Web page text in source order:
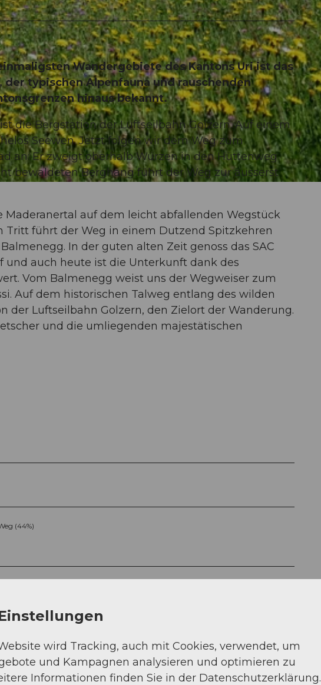
Wandergebiete des Kantons Uri ist das
typischen Alpenfauna und rauschenden
hinaus bekannt.
die Bergstation der Luftseilbahn Golzern. Auf einem
Seewen. Jetzt folgen wir dem Weg zum
an: Er zweigt oberhalb Würzen in den Hüttenweg
bewaldeten Berghang führt der Weg zur äusserst
auf dem leicht abfallenden Wegstück
Tritt führt der Weg in einem Dutzend Spitzkehren
In der guten alten Zeit genoss das SAC
und auch heute ist die Unterkunft dank des
Vom Balmenegg weist uns der Wegweiser zum
Auf dem historischen Talweg entlang des wilden
der Luftseilbahn Golzern, den Zielort der Wanderung.
und die umliegenden majestätischen
(44%)
Sep Okt Nov Dez
wird Tracking, auch mit Cookies, verwendet, um
und Kampagnen analysieren und optimieren zu
Informationen finden Sie in der Datenschutzerklärung.